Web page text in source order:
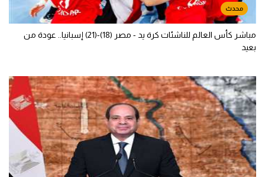
مباشر كأس العالم للناشئات كرة يد - مصر (18)-(21) إسبانيا.. عودة من
بعيد